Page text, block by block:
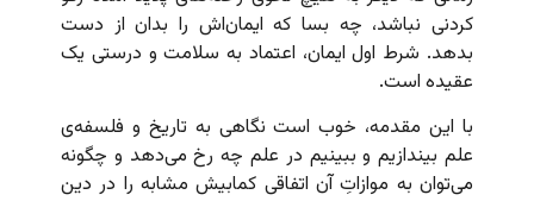
کردنی نباشد، چه بسا که ایمان‌اش را بدان از دست
بدهد. شرط اول ایمان، اعتماد به سلامت و درستی یک
عقیده است.
با این مقدمه، خوب است نگاهی به تاریخ و فلسفه‌ی
علم بیندازیم و ببینیم در علم چه رخ می‌دهد و چگونه
می‌توان به موازاتِ آن اتفاقی کمابیش مشابه را در دین